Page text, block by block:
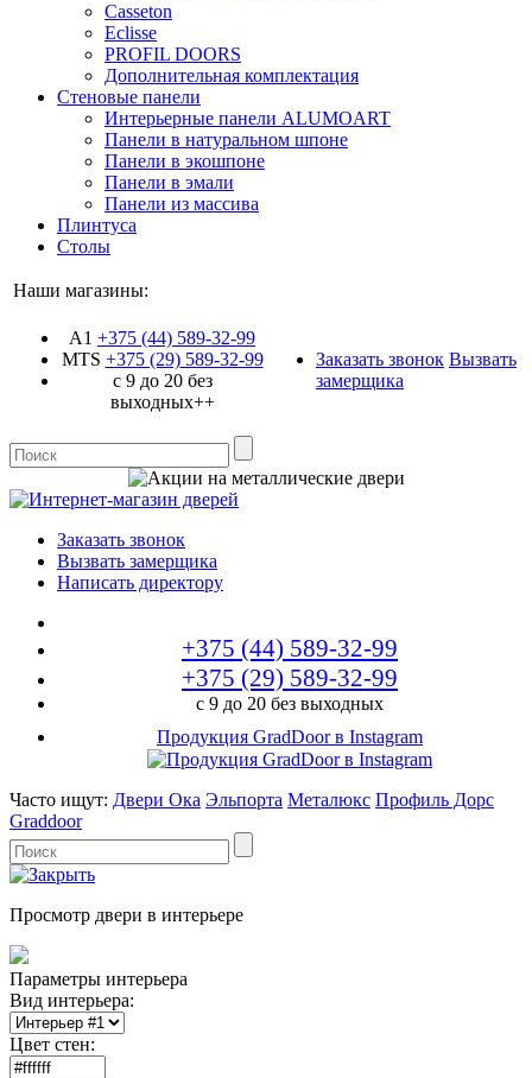
Casseton
Eclisse
PROFIL DOORS
Дополнительная комплектация
Стеновые панели
Интерьерные панели ALUMOART
Панели в натуральном шпоне
Панели в экошпоне
Панели в эмали
Панели из массива
Плинтуса
Столы
Наши магазины:
A1 +375 (44) 589-32-99
MTS +375 (29)589-32-99
с 9 до 20 без
выходных++
Заказать звонок Вызвать
замерщика
Заказать звонок
Вызвать замерщика
Написать директору
+375 (44) 589-32-99
+375 (29) 589-32-99
с 9 до 20 без выходных
Продукция GradDoor в Instagram
Часто ищут: Двери Ока Эльпорта Металюкс Профиль Дорс
Graddoor
Просмотр двери в интерьере
Параметры интерьера
Вид интерьера:
Цвет стен: